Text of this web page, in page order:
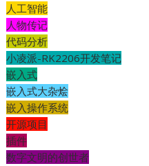
人工智能
人物传记
代码分析
小凌派-RK2206开发笔记
嵌入式
嵌入式大杂烩
嵌入操作系统
开源项目
插件
数字文明的创世者